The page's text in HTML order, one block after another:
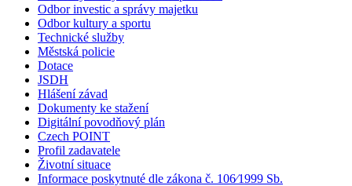
Odbor investic a správy majetku
Odbor kultury a sportu
Technické služby
Městská policie
Dotace
JSDH
Hlášení závad
Dokumenty ke stažení
Digitální povodňový plán
Czech POINT
Profil zadavatele
Životní situace
Informace poskytnuté dle zákona č. 106⁄1999 Sb.